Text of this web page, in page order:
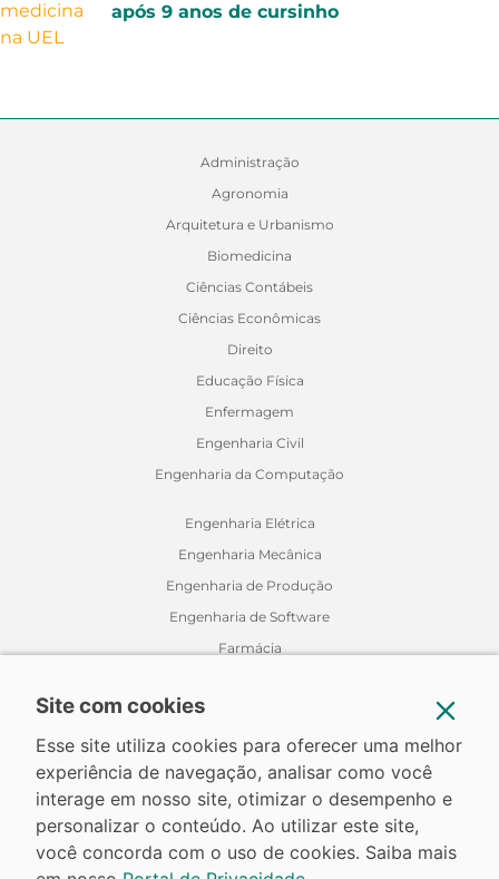
após 9 anos de cursinho
Administração
Agronomia
Arquitetura e Urbanismo
Biomedicina
Ciências Contábeis
Ciências Econômicas
Direito
Educação Física
Enfermagem
Engenharia Civil
Engenharia da Computação
Engenharia Elétrica
Engenharia Mecânica
Engenharia de Produção
Engenharia de Software
Farmácia
Medicina Veterinária
Nutrição
Odontologia
Relações Internacionais
Site com cookies
Esse site utiliza cookies para oferecer uma melhor
experiência de navegação, analisar como você
interage em nosso site, otimizar o desempenho e
personalizar o conteúdo. Ao utilizar este site,
você concorda com o uso de cookies. Saiba mais